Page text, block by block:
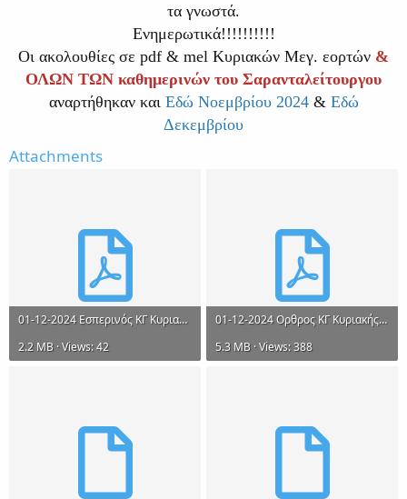
τα γνωστά.
Ενημερωτικά!!!!!!!!!!
Οι ακολουθίες σε pdf & mel Κυριακών Μεγ. εορτών &
ΟΛΩΝ ΤΩΝ καθημερινών του Σαρανταλείτουργου
αναρτήθηκαν και Εδώ Νοεμβρίου 2024& Εδώ
Δεκεμβρίου
Attachments
01-12-2024 Εσπερινός ΚΓ Κυριακής Ηχος πλ. β΄ Εωθ. α΄.pdf
2.2 MB · Views: 42
01-12-2024 Ορθρος ΚΓ Κυριακής Ηχος πλ. β΄ Εωθ. α΄.pdf
5.3 MB · Views: 388